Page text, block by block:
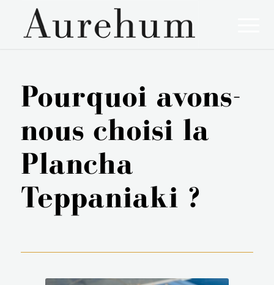
Pourquoi avons-
nous choisi la
Plancha
Teppaniaki ?